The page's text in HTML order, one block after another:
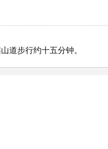
道步行约十五分钟。